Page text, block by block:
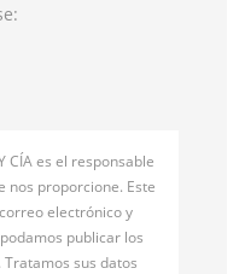
CÍA es el responsable
nos proporcione. Este
electrónico y
publicar los
sus datos